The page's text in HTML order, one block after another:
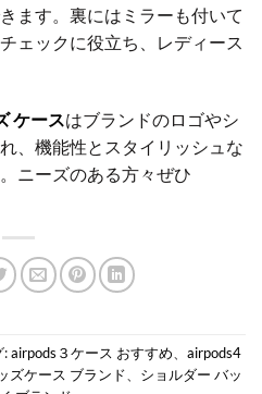
ます。裏にはミラーも付いて
ェックに役立ち、レディース
ケースはブランドのロゴやシ
、機能性とスタイリッシュな
ニーズのある方々ぜひ
:airpods３ケース おすすめ
airpods4
ズケース ブランド
ショルダー バッ